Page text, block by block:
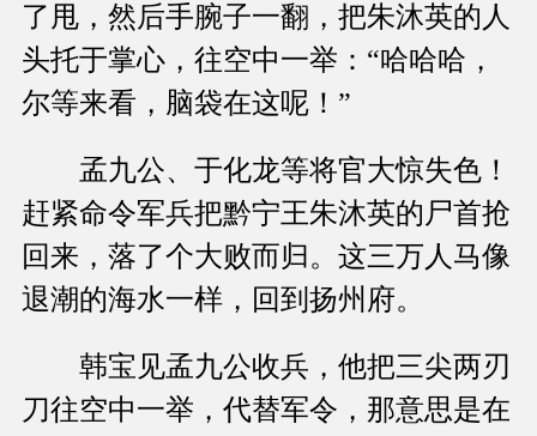
了甩，然后手腕子一翻，把朱沐英的人
头托于掌心，往空中一举：“哈哈哈，
尔等来看，脑袋在这呢！”
孟九公、于化龙等将官大惊失色！
赶紧命令军兵把黔宁王朱沐英的尸首抢
回来，落了个大败而归。这三万人马像
退潮的海水一样，回到扬州府。
韩宝见孟九公收兵，他把三尖两刃
刀往空中一举，代替军令，那意思是在